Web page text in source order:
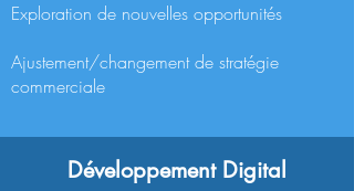
Exploration de nouvelles opportunités
Ajustement/changement de stratégie
commerciale
Développement Digital